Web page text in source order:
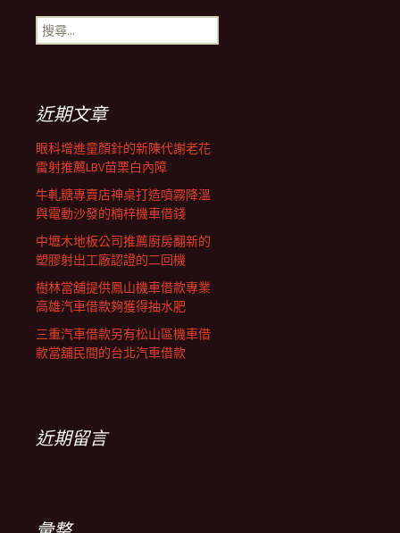
搜
尋
近期文章
眼科增進童顏針的新陳代謝老花
雷射推薦LBV苗栗白內障
牛軋糖專賣店神桌打造噴霧降溫
與電動沙發的楠梓機車借錢
中壢木地板公司推薦廚房翻新的
塑膠射出工廠認證的二回機
樹林當舖提供鳳山機車借款專業
高雄汽車借款夠獲得抽水肥
三重汽車借款另有松山區機車借
款當舖民間的台北汽車借款
近期留言